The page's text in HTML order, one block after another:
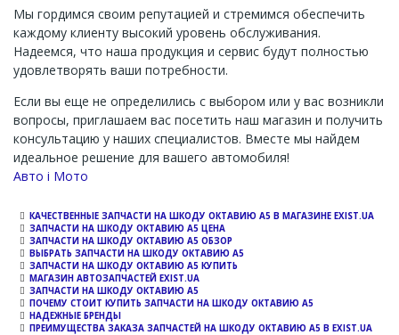
Мы гордимся своим репутацией и стремимся обеспечить
каждому клиенту высокий уровень обслуживания.
Надеемся, что наша продукция и сервис будут полностью
удовлетворять ваши потребности.
Если вы еще не определились с выбором или у вас возникли
вопросы, приглашаем вас посетить наш магазин и получить
консультацию у наших специалистов. Вместе мы найдем
идеальное решение для вашего автомобиля!
Channel
Авто і Мото
КАЧЕСТВЕННЫЕ ЗАПЧАСТИ НА ШКОДУ ОКТАВИЮ A5 В МАГАЗИНЕ EXIST.UA
ЗАПЧАСТИ НА ШКОДУ ОКТАВИЮ А5 ЦЕНА
ЗАПЧАСТИ НА ШКОДУ ОКТАВИЮ А5 ОБЗОР
ВЫБРАТЬ ЗАПЧАСТИ НА ШКОДУ ОКТАВИЮ А5
ЗАПЧАСТИ НА ШКОДУ ОКТАВИЮ А5 КУПИТЬ
МАГАЗИН АВТОЗАПЧАСТЕЙ EXIST.UA
ЗАПЧАСТИ НА ШКОДУ ОКТАВИЮ А5
ПОЧЕМУ СТОИТ КУПИТЬ ЗАПЧАСТИ НА ШКОДУ ОКТАВИЮ А5
НАДЕЖНЫЕ БРЕНДЫ
ПРЕИМУЩЕСТВА ЗАКАЗА ЗАПЧАСТЕЙ НА ШКОДУ ОКТАВИЮ A5 В EXIST.UA